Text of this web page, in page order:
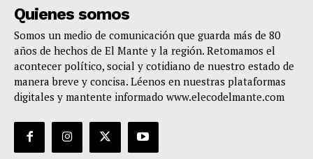
Quienes somos
Somos un medio de comunicación que guarda más de 80
años de hechos de El Mante y la región. Retomamos el
acontecer político, social y cotidiano de nuestro estado de
manera breve y concisa. Léenos en nuestras plataformas
digitales y mantente informado www.elecodelmante.com